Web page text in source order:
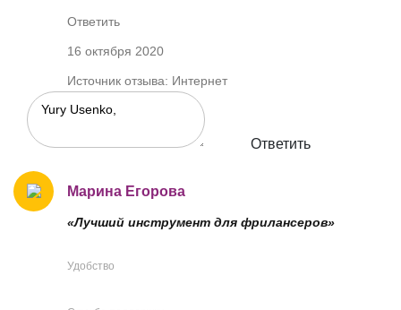
Ответить
16 октября 2020
Источник отзыва: Интернет
Ответить
Марина Егорова
«Лучший инструмент для фрилансеров»
Удобство